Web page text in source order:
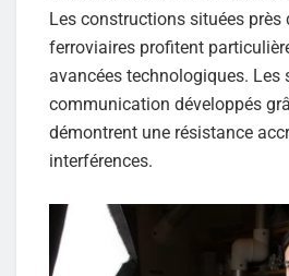
Les constructions situées près
ferroviaires profitent
avancées technologiques. Les
communication développés
démontrent une résistance
interférences.